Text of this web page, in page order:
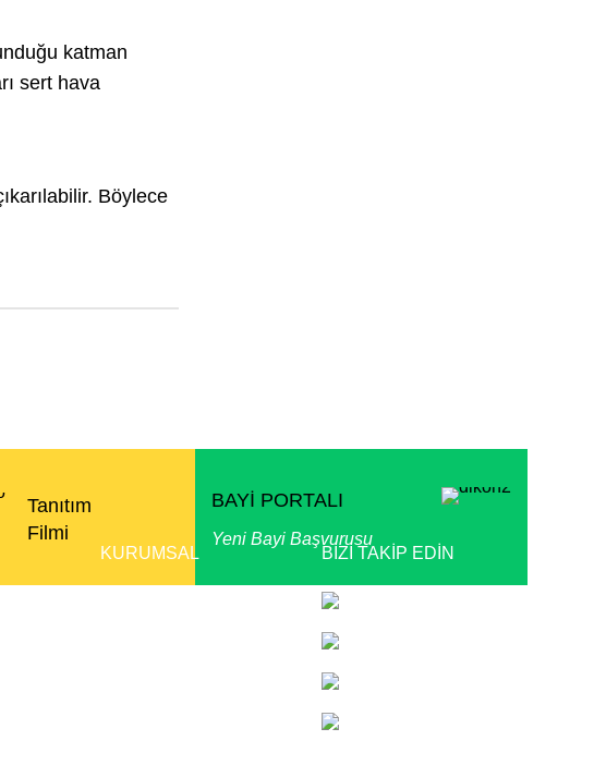
katman
sert hava
Böylece
Tanıtım
Filmi
BAYİ PORTALI
Yeni Bayi Başvurusu
KURUMSAL BİZİ TAKİP EDİN